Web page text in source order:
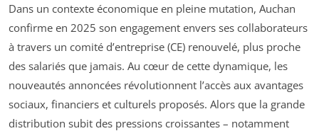
Dans un contexte économique en pleine mutation, Auchan
confirme en 2025 son engagement envers ses collaborateurs
à travers un comité d’entreprise (CE) renouvelé, plus proche
des salariés que jamais. Au cœur de cette dynamique, les
nouveautés annoncées révolutionnent l’accès aux avantages
sociaux, financiers et culturels proposés. Alors que la grande
distribution subit des pressions croissantes – notamment